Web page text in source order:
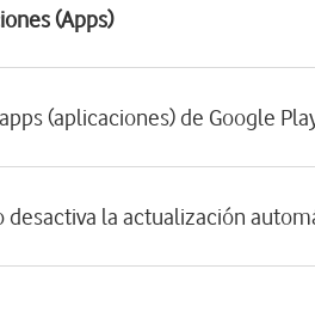
(Apps)
(aplicaciones) de Google
desactiva la actualización